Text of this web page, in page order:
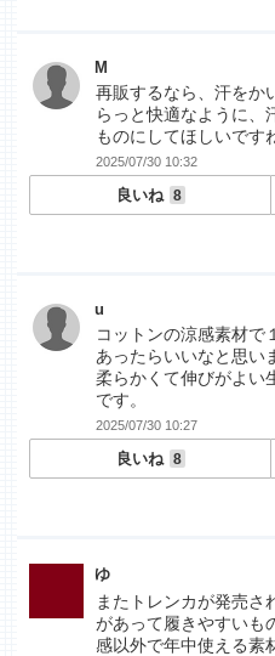
M
再販するなら、汗をか
らっと快適なように、
ものにしてほしいです
2025/07/30 10:32
良いね 8
u
コットンの涼感素材で
あったらいいなと思い
柔らかくて伸びがよい
です。
2025/07/30 10:27
良いね 8
ゆ
またトレンカが発売さ
があって履きやすいも
感以外で年中使える素